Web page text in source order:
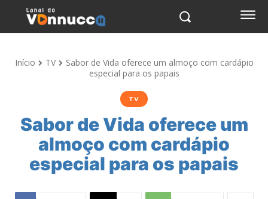
Início TV
Sabor de Vida oferece um almoço com cardápio
especial para os papais
TV
Sabor de Vida oferece um
almoço com cardápio
especial para os papais